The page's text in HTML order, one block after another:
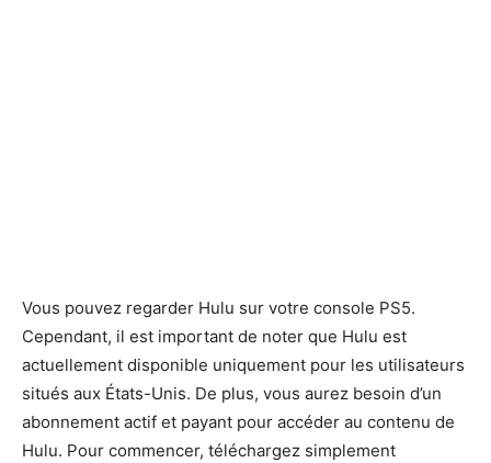
Vous pouvez regarder Hulu sur votre console PS5.
Cependant, il est important de noter que Hulu est
actuellement disponible uniquement pour les utilisateurs
situés aux États-Unis. De plus, vous aurez besoin d’un
abonnement actif et payant pour accéder au contenu de
Hulu. Pour commencer, téléchargez simplement